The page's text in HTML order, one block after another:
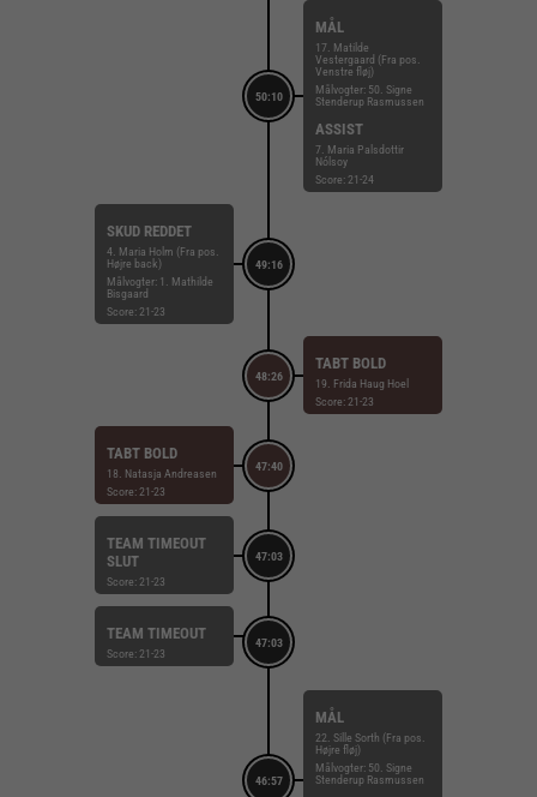
50:10
MÅL
17. Matilde
Vestergaard (Fra pos.
Venstre fløj)
Målvogter: 50. Signe
Stenderup Rasmussen
ASSIST
7. Maria Palsdottir
Nólsoy
Score: 21-24
49:16
SKUD REDDET
4. Maria Holm (Fra pos.
Højre back)
Målvogter: 1. Mathilde
Bisgaard
Score: 21-23
48:26
TABT BOLD
19. Frida Haug Hoel
Score: 21-23
47:40
TABT BOLD
18. Natasja Andreasen
Score: 21-23
47:03
TEAM TIMEOUT
SLUT
Score: 21-23
47:03
TEAM TIMEOUT
Score: 21-23
46:57
MÅL
22. Sille Sorth (Fra pos.
Højre fløj)
Målvogter: 50. Signe
Stenderup Rasmussen